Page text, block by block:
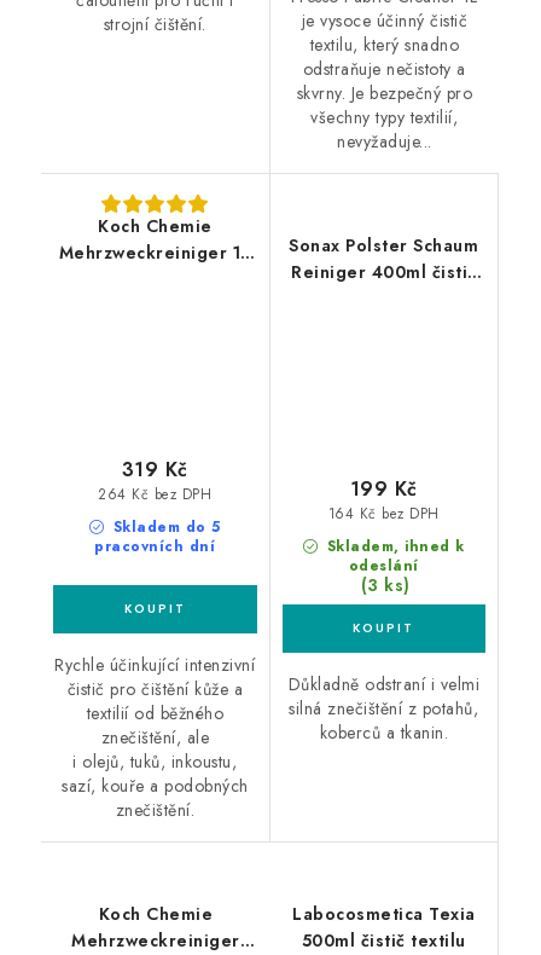
strojní čištění.
je vysoce účinný čistič
textilu, který snadno
odstraňuje nečistoty a
skvrny. Je bezpečný pro
všechny typy textilií,
nevyžaduje...
Koch Chemie
Mehrzweckreiniger 1L
Skladem do 5
pracovních dní
264 Kč bez DPH
319 Kč
Rychle účinkující intenzivní
čistič pro čištění kůže a
textilií od běžného
znečištění, ale
i olejů, tuků, inkoustu,
sazí, kouře a podobných
znečištění.
Sonax Polster Schaum
Reiniger 400ml čistič
Skladem, ihned k
odeslání
(3 ks)
164 Kč bez DPH
199 Kč
Důkladně odstraní i velmi
silná znečištění z potahů,
koberců a tkanin.
Koch Chemie
Mehrzweckreiniger
Labocosmetica Texia
500ml čistič textilu